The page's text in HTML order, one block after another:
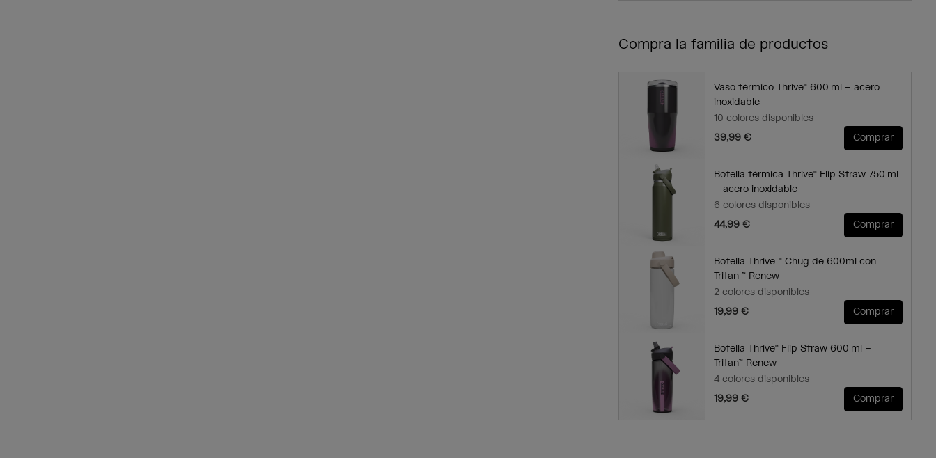
Compra la familia de productos
Vaso térmico Thrive™ 600 ml – acero
inoxidable
10 colores disponibles
39,99 €
Comprar
Botella térmica Thrive™ Flip Straw 750 ml
– acero inoxidable
6 colores disponibles
44,99 €
Comprar
Botella Thrive ™ Chug de 600ml con
Tritan ™ Renew
2 colores disponibles
19,99 €
Comprar
Botella Thrive™ Flip Straw 600 ml –
Tritan™ Renew
4 colores disponibles
19,99 €
Comprar